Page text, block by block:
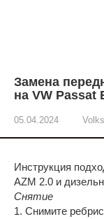
Замена
на VW Passat
05.04.2024
Инструкция
AZM 2.0 и
Снятие
1. Снимите